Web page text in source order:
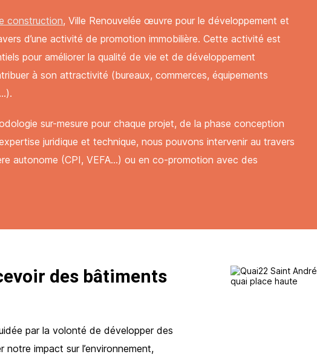
construction, Ville Renouvelée œuvre pour le développement et
d’une activité de promotion immobilière. Cette activité est
pour améliorer la qualité de vie et de développement
à son attractivité (bureaux, commerces, équipements
sur-mesure pour chaque projet, de la phase conception
juridique et technique, nous pouvons intervenir au travers
autonome (CPI, VEFA…) ou en co-promotion avec des
des bâtiments
par la volonté de développer des
notre impact sur l’environnement,